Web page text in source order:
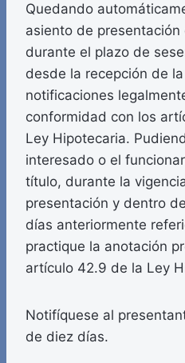
Quedando
asiento de
durante el plazo de
desde la recepción de
notificaciones
conformidad con los
Ley Hipotecaria.
interesado o el
título, durante la
presentación y dentro
días anteriormente
practique la anotación
artículo 42.9 de la Ley
Notifíquese al
de diez días.